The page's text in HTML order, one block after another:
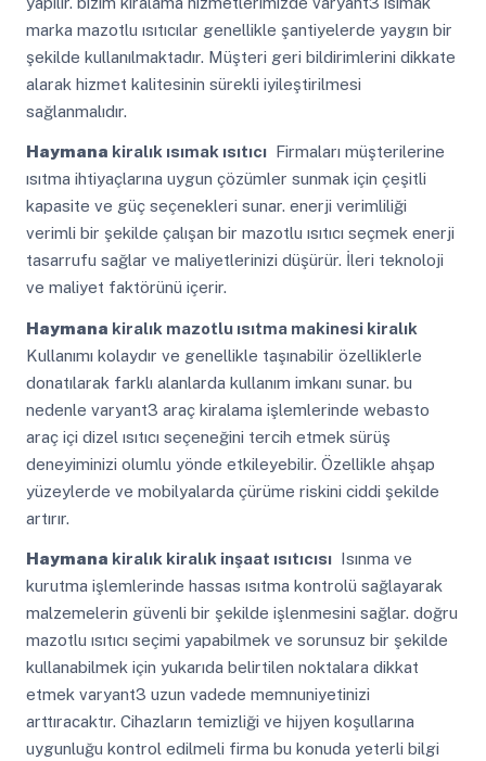
marka mazotlu ısıtıcılar genellikle şantiyelerde yaygın bir
şekilde kullanılmaktadır. Müşteri geri bildirimlerini dikkate
alarak hizmet kalitesinin sürekli iyileştirilmesi
sağlanmalıdır.
Haymana kiralık ısımak ısıtıcıFirmaları müşterilerine
ısıtma ihtiyaçlarına uygun çözümler sunmak için çeşitli
kapasite ve güç seçenekleri sunar. enerji verimliliği
verimli bir şekilde çalışan bir mazotlu ısıtıcı seçmek enerji
tasarrufu sağlar ve maliyetlerinizi düşürür. İleri teknoloji
ve maliyet faktörünü içerir.
Haymana kiralık mazotlu ısıtma makinesi kiralık
Kullanımı kolaydır ve genellikle taşınabilir özelliklerle
donatılarak farklı alanlarda kullanım imkanı sunar. bu
nedenle varyant3 araç kiralama işlemlerinde webasto
araç içi dizel ısıtıcı seçeneğini tercih etmek sürüş
deneyiminizi olumlu yönde etkileyebilir. Özellikle ahşap
yüzeylerde ve mobilyalarda çürüme riskini ciddi şekilde
artırır.
Haymana kiralık kiralık inşaat ısıtıcısıIsınma ve
kurutma işlemlerinde hassas ısıtma kontrolü sağlayarak
malzemelerin güvenli bir şekilde işlenmesini sağlar. doğru
mazotlu ısıtıcı seçimi yapabilmek ve sorunsuz bir şekilde
kullanabilmek için yukarıda belirtilen noktalara dikkat
etmek varyant3 uzun vadede memnuniyetinizi
arttıracaktır. Cihazların temizliği ve hijyen koşullarına
uygunluğu kontrol edilmeli firma bu konuda yeterli bilgi